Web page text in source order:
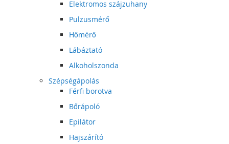
Elektromos szájzuhany
Pulzusmérő
Hőmérő
Lábáztató
Alkoholszonda
Szépségápolás
Férfi borotva
Bőrápoló
Epilátor
Hajszárító